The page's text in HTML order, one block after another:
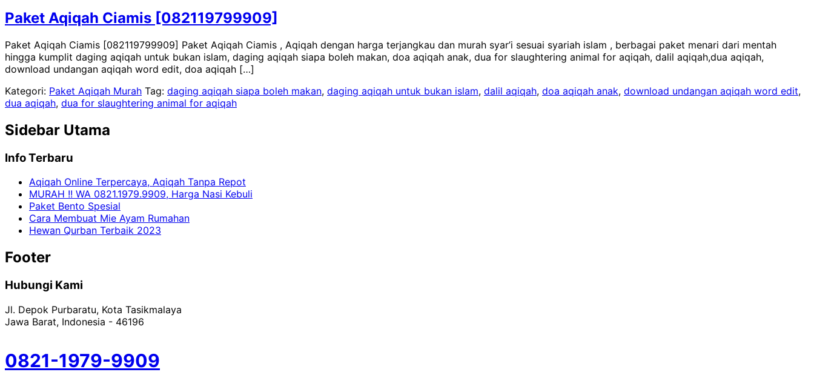
Paket Aqiqah Ciamis [082119799909]
Paket Aqiqah Ciamis [082119799909] Paket Aqiqah Ciamis , Aqiqah dengan harga terjangkau dan murah syar’i sesuai syariah islam , berbagai paket menari dari mentah
hingga kumplit daging aqiqah untuk bukan islam, daging aqiqah siapa boleh makan, doa aqiqah anak, dua for slaughtering animal for aqiqah, dalil aqiqah,dua aqiqah,
download undangan aqiqah word edit, doa aqiqah […]
Kategori: Paket Aqiqah Murah Tag: daging aqiqah siapa boleh makan, daging aqiqah untuk bukan islam, dalil aqiqah, doa aqiqah anak, download undangan aqiqah word edit,
dua aqiqah, dua for slaughtering animal for aqiqah
Sidebar Utama
Info Terbaru
Aqiqah Online Terpercaya, Aqiqah Tanpa Repot
MURAH !! WA 0821.1979.9909, Harga Nasi Kebuli
Paket Bento Spesial
Cara Membuat Mie Ayam Rumahan
Hewan Qurban Terbaik 2023
Footer
Hubungi Kami
Jl. Depok Purbaratu, Kota Tasikmalaya
Jawa Barat, Indonesia - 46196
0821-1979-9909